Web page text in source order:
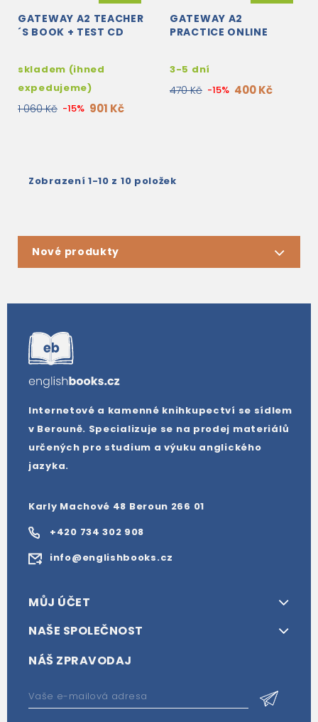
GATEWAY A2 TEACHER
´S BOOK + TEST CD
skladem (ihned
expedujeme)
1 060 Kč -15% 901 Kč
GATEWAY A2
PRACTICE ONLINE
3-5 dní
470 Kč -15% 400 Kč
Zobrazení 1-10 z 10 položek
Nové produkty
Internetové a kamenné knihkupectví se sídlem
v Berouně. Specializuje se na prodej materiálů
určených pro studium a výuku anglického
jazyka.
Karly Machové 48 Beroun 266 01
+420 734 302 908
info@englishbooks.cz
MŮJ ÚČET
NAŠE SPOLEČNOST
NÁŠ ZPRAVODAJ